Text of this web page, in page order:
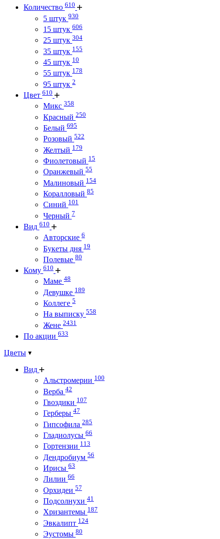
Количество 610
5 штук 930
15 штук 606
25 штук 304
35 штук 155
45 штук 10
55 штук 178
95 штук 2
Цвет 610
Микс 358
Красный 250
Белый 695
Розовый 522
Желтый 179
Фиолетовый 15
Оранжевый 55
Малиновый 154
Коралловый 85
Синий 101
Черный 7
Вид 610
Авторские 6
Букеты дня 19
Полевые 80
Кому 610
Маме 48
Девушке 189
Коллеге 5
На выписку 558
Жене 2431
По акции 633
Цветы
Вид
Альстромерии 100
Верба 42
Гвоздики 107
Герберы 47
Гипсофила 285
Гладиолусы 66
Гортензии 113
Дендробиум 56
Ирисы 63
Лилии 66
Орхидеи 57
Подсолнухи 41
Хризантемы 187
Эвкалипт 124
Эустомы 80